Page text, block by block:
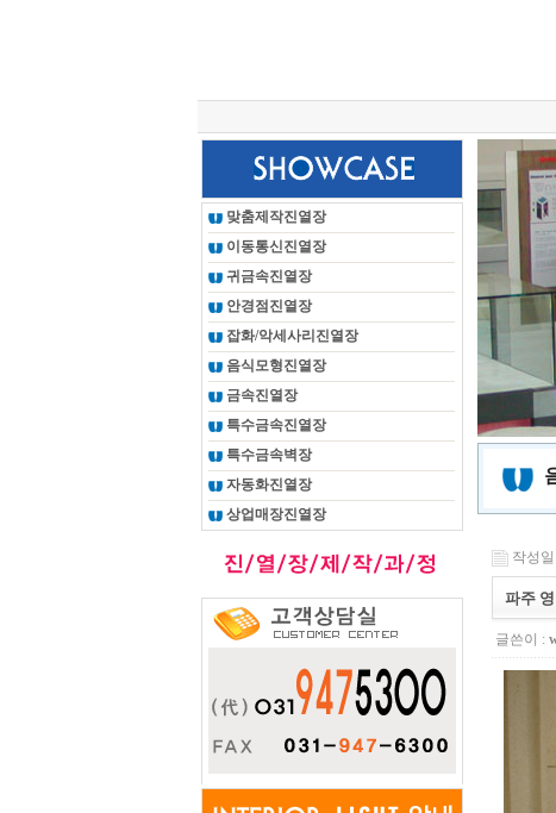
맞춤제작진열장
이동통신진열장
귀금속진열장
안경점진열장
잡화/악세사리진열장
음식모형진열장
금속진열장
특수금속진열장
특수금속벽장
자동화진열장
상업매장진열장
작성일
파주
글쓴이 :